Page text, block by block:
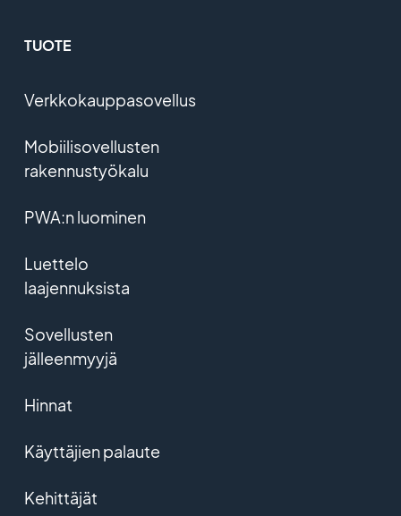
TUOTE
Verkkokauppasovellus
Mobiilisovellusten
rakennustyökalu
PWA:n luominen
Luettelo
laajennuksista
Sovellusten
jälleenmyyjä
Hinnat
Käyttäjien palaute
Kehittäjät